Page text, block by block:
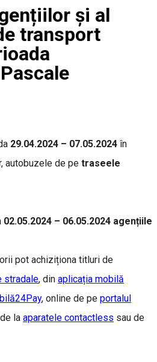
și al
transport
29.04.2024 – 07.05.2024 în
autobuzele de pe traseele
02.05.2024 – 06.05.2024 agențiile
pot achiziționa titluri de
stradale, din aplicația mobilă
, online de pe portalul
la aparatele contactless sau de